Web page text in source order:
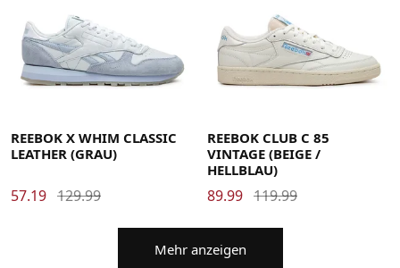
37.538.5394040.5414242.54344
REEBOK X WHIM CLASSIC
LEATHER (GRAU)
57.19 129.99
37.538.5394040.5414242.543
REEBOK CLUB C 85
VINTAGE (BEIGE /
HELLBLAU)
89.99 119.99
Mehr anzeigen